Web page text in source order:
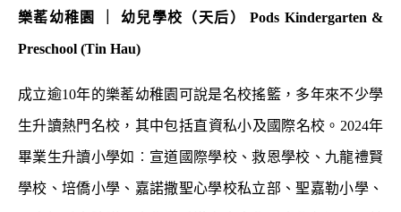
樂䔄幼稚園 ｜ 幼兒學校（天后） Pods Kindergarten &
Preschool (Tin Hau)
成立逾10年的樂䔄幼稚園可說是名校搖籃，多年來不少學
生升讀熱門名校，其中包括直資私小及國際名校。2024年
畢業生升讀小學如︰宣道國際學校、救恩學校、九龍禮賢
學校、培僑小學、嘉諾撒聖心學校私立部、聖嘉勒小學、